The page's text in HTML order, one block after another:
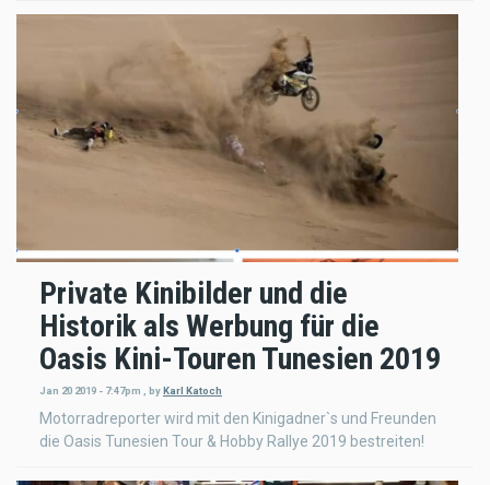
Private Kinibilder und die
Historik als Werbung für die
Oasis Kini-Touren Tunesien 2019
Jan 20 2019 - 7:47pm , by Karl Katoch
Motorradreporter wird mit den Kinigadner`s und Freunden
die Oasis Tunesien Tour & Hobby Rallye 2019 bestreiten!